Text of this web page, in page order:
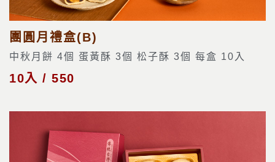
團圓月禮盒(B)
中秋月餅 4個 蛋黃酥 3個 松子酥 3個 每盒 10入
10入 / 550